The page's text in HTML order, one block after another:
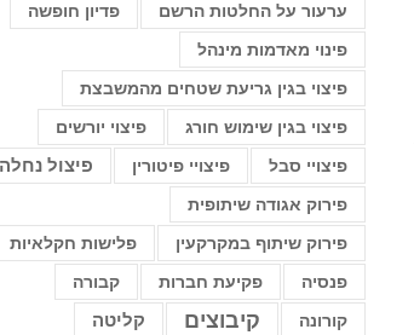
ערעור על החלטות הרשם
פדיון חופשה
פינוי מאדמות מינהל
פיצוי בגין גריעת שטחים מהמשבצת
פיצוי בגין שימוש חורג
פיצוי יורשים
פיצויי סבל
פיצויי פיטורין
פיצול נחלה
פירוק אגודה שיתופית
פירוק שיתוף במקרקעין
פלישות חקלאיות
פנסיה
פקיעת חברות
קבורה
קורונה
קיבוצים קליטה